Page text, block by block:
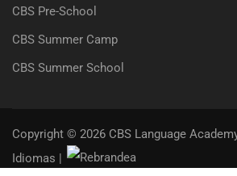
CBS Pre-School
CBS Summer Camp
CBS Summer School
Copyright © 2026 CBS Language
Idiomas |